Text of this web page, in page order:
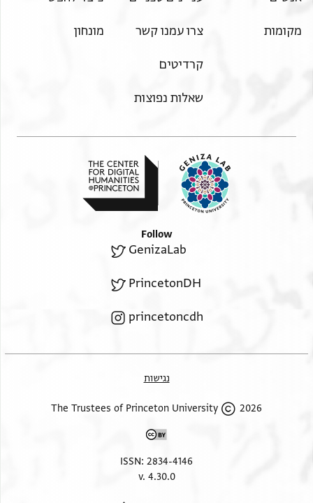
مملوكها يقبل يدها
מקומות צרו עמנו קשר
קרדיטים
שאלות נפוצות
מונחון
Follow
GenizaLab
PrincetonDH
princetoncdh
נגישות
2026 The Trustees of Princeton University
ISSN: 2834-4146
v. 4.30.0